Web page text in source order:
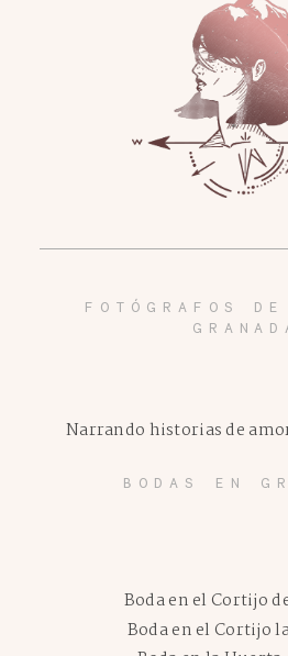
FOTÓGRAFOS
BODAS EN
Boda en el Cortijo
Narrando historias de
Boda en el Cortijo